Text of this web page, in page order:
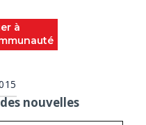
à
nouvelles